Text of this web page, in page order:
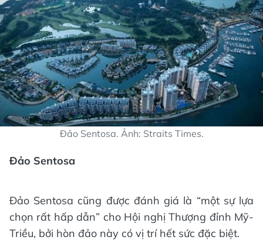
Đảo Sentosa. Ảnh: Straits Times.
Đảo Sentosa
Đảo Sentosa cũng được đánh giá là “một sự lựa
chọn rất hấp dẫn” cho Hội nghị Thượng đỉnh Mỹ-
Triều, bởi hòn đảo này có vị trí hết sức đặc biệt.